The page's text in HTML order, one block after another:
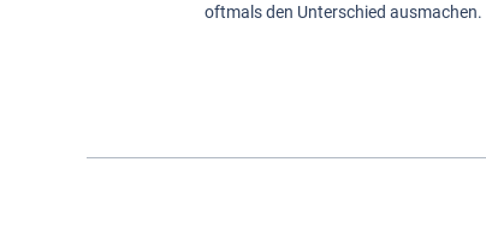
oftmals den Unterschied ausmachen.